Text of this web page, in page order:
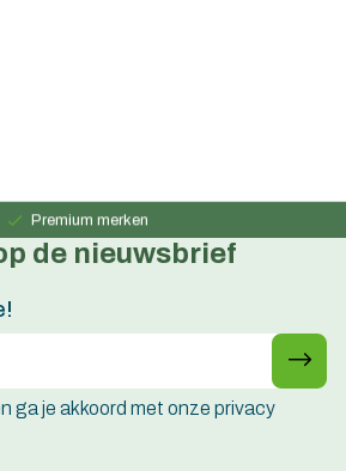
Premium merken
Persoonlijk advies
de nieuwsbrief
ga je akkoord met onze privacy